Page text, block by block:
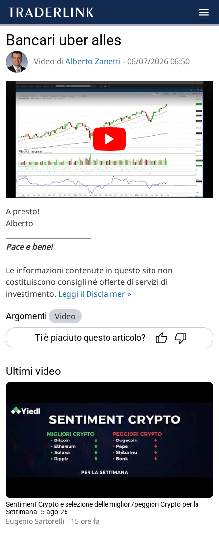
Bancari uber alles
Video di Alberto Zanetti - 06/07/2026 06:50
A presto!
Alberto
Pace e bene!
Le informazioni contenute in questo sito non
costituiscono consigli né offerte di servizi di
investimento. Leggi il Disclaimer »
Argomenti Video
Ti è piaciuto questo articolo?
Ultimi video
Sentiment Crypto e selezione delle migliori/peggiori Crypto per la
Settimana -5-ago-26
Eugenio Sartorelli - 15 ore fa